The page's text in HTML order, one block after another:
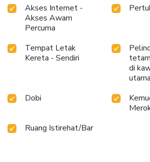
Akses Internet -
Akses Awam
Percuma
Tempat Letak
Kereta - Sendiri
di
utama
Dobi
Ruang Istirehat/Bar